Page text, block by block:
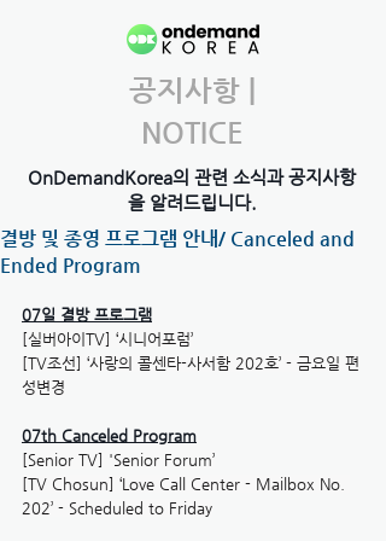
공지사항 |
NOTICE
OnDemandKorea의 관련 소식과 공지사항
을 알려드립니다.
결방 및 종영 프로그램 안내/ Canceled and
Ended Program
07일 결방 프로그램
[실버아이TV] ‘시니어포럼’
[TV조선] ‘사랑의 콜센타-사서함 202호’ - 금요일 편
성변경
07th Canceled Program
[Senior TV] 'Senior Forum’
[TV Chosun] ‘Love Call Center - Mailbox No.
202’ - Scheduled to Friday